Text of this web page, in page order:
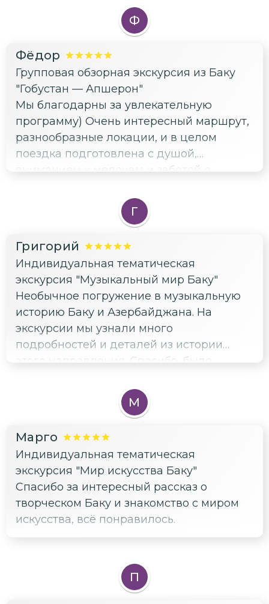
Ф
Фёдор
Групповая обзорная экскурсия из Баку
"Гобустан — Апшерон"
Мы благодарны за увлекательную
программу) Очень интересный маршрут,
разнообразные локации, и в целом
поездка подготовлена с душой,
вниманием к мелочам и заботой о
Г
Григорий
Индивидуальная тематическая
экскурсия "Музыкальный мир Баку"
Необычное погружение в музыкальную
историю Баку и Азербайджана. На
экскурсии мы узнали много
подробностей и деталей из истории
этого направления. Спасибо, было
М
Марго
Индивидуальная тематическая
экскурсия "Мир искусства Баку"
Спасибо за интересный рассказ о
творческом Баку и знакомство с миром
искусства, всё понравилось.
П